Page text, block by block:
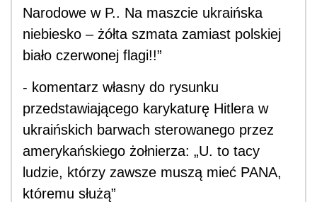
Narodowe w P.. Na maszcie ukraińska
niebiesko – żółta szmata zamiast polskiej
biało czerwonej flagi!!”
- komentarz własny do rysunku
przedstawiającego karykaturę Hitlera w
ukraińskich barwach sterowanego przez
amerykańskiego żołnierza: „U. to tacy
ludzie, którzy zawsze muszą mieć PANA,
któremu służą”